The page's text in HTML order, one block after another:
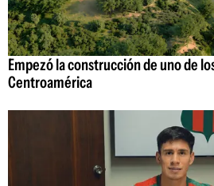
Empezó la construcción de uno de
Centroamérica